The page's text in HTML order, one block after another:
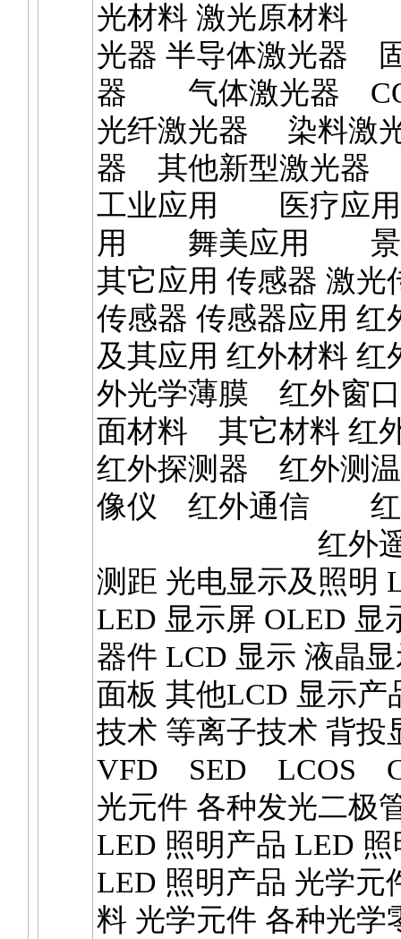
光材料 激光原材料
光器 半导体激光器
器 气体激光器
光纤激光器 染料激
器 其他新型激光器
工业应用 医疗应
用 舞美应用
其它应用 传感器 激光
传感器 传感器应用 红
及其应用 红外材料
外光学薄膜 红外窗
面材料 其它材料 红
红外探测器 红外测
像仪 红外通信 红
红外遥
测距 光电显示及照明
LED 显示屏 OLED 显
器件 LCD 显示 液晶
面板 其他LCD 显示产
技术 等离子技术 背投
VFD SED LCOS
光元件 各种发光二极
LED 照明产品 LED
LED 照明产品 光学元
料 光学元件 各种光